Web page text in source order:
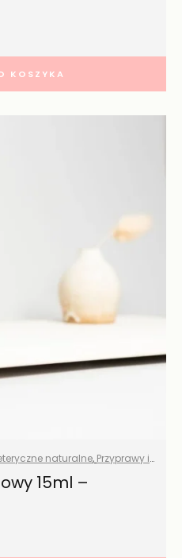
KOSZYKA
naturalne, Przyprawy i
15ml –